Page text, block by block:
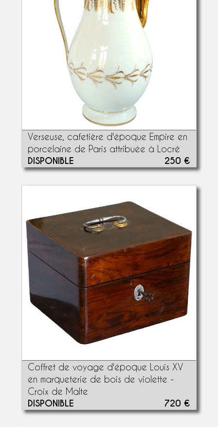
Verseuse, cafetière d'époque Empire en
porcelaine de Paris attribuée à Locré
DISPONIBLE 250 €
Coffret de voyage d'époque Louis XV
en marqueterie de bois de violette -
Croix de Malte
DISPONIBLE 720 €